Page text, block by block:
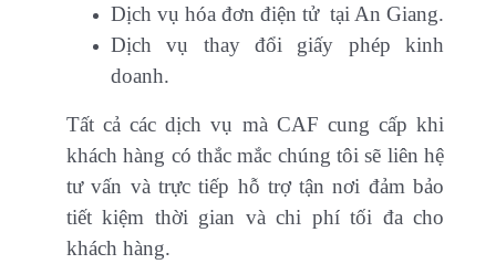
Dịch vụ hóa đơn điện tử tại An Giang.
Dịch vụ thay đổi giấy phép kinh
doanh.
Tất cả các dịch vụ mà CAF cung cấp khi
khách hàng có thắc mắc chúng tôi sẽ liên hệ
tư vấn và trực tiếp hỗ trợ tận nơi đảm bảo
tiết kiệm thời gian và chi phí tối đa cho
khách hàng.